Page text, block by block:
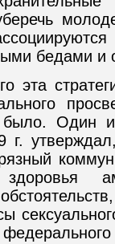
бедами и
эта
Один
г.
здоровья